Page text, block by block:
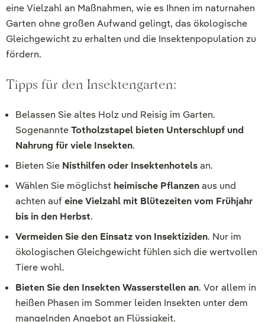
eine Vielzahl an Maßnahmen, wie es Ihnen im naturnahen
Garten ohne großen Aufwand gelingt, das ökologische
Gleichgewicht zu erhalten und die Insektenpopulation zu
fördern.
Tipps für den Insektengarten:
Belassen Sie altes Holz und Reisig im Garten.
SogenannteTotholzstapel bieten Unterschlupf und
Nahrung für viele Insekten.
Bieten Sie Nisthilfen oder Insektenhotelsan.
Wählen Sie möglichst heimische Pflanzenaus und
achten aufeine Vielzahl mit Blütezeiten vom Frühjahr
bis in den Herbst.
Vermeiden Sie den Einsatz von Insektiziden. Nur im
ökologischen Gleichgewicht fühlen sich die wertvollen
Tiere wohl.
Bieten Sie den Insekten Wasserstellen an. Vor allem in
heißen Phasen im Sommer leiden Insekten unter dem
mangelnden Angebot an Flüssigkeit.